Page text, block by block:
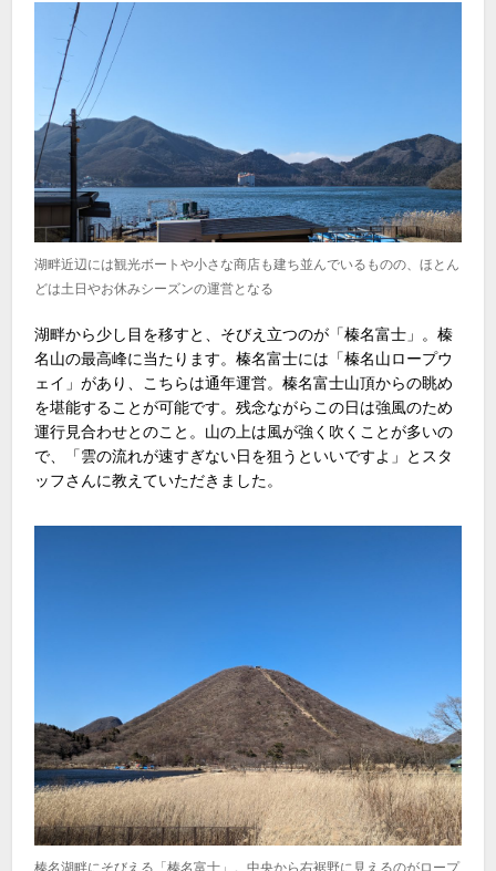
湖畔近辺には観光ボートや小さな商店も建ち並んでいるものの、ほとん
どは土日やお休みシーズンの運営となる
湖畔から少し目を移すと、そびえ立つのが「榛名富士」。榛
名山の最高峰に当たります。榛名富士には「榛名山ロープウ
ェイ」があり、こちらは通年運営。榛名富士山頂からの眺め
を堪能することが可能です。残念ながらこの日は強風のため
運行見合わせとのこと。山の上は風が強く吹くことが多いの
で、「雲の流れが速すぎない日を狙うといいですよ」とスタ
ッフさんに教えていただきました。